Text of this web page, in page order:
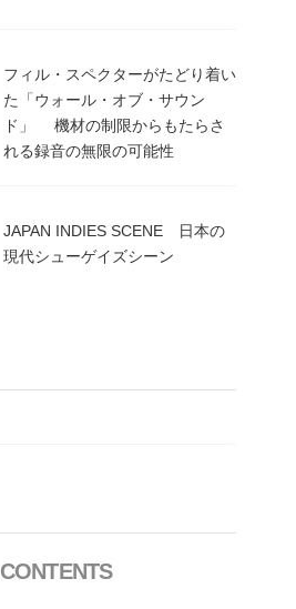
フィル・スペクターがたどり着い
た「ウォール・オブ・サウン
ド」 機材の制限からもたらさ
れる録音の無限の可能性
JAPAN INDIES SCENE 日本の
現代シューゲイズシーン
CONTENTS